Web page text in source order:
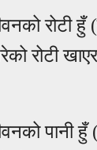
रोटी हुँ
रोटी
पानी हुँ